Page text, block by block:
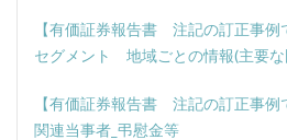
【有価証券報告書 注記の訂正事例
セグメント 地域ごとの情報(主要な
【有価証券報告書 注記の訂正事例
関連当事者_弔慰金等